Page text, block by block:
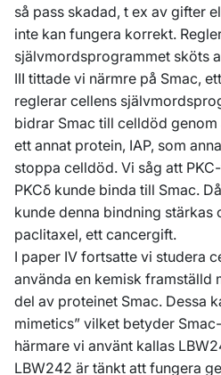
så pass skadad, t ex av gifter
inte kan fungera korrekt.
självmordsprogrammet sköts
III tittade vi närmre på Smac,
reglerar cellens
bidrar Smac till celldöd
ett annat protein, IAP, som
stoppa celldöd. Vi såg att
PKCδ kunde binda till Smac.
kunde denna bindning
paclitaxel, ett cancergift.
I paper IV fortsatte vi studera
använda en kemisk framställd
del av proteinet Smac. Dessa
mimetics” vilket betyder
härmare vi använt kallas
LBW242 är tänkt att fungera